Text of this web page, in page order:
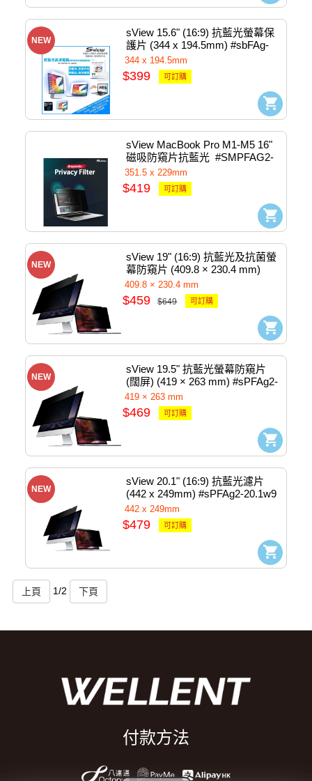
NEW
sView 15.6" (16:9) 抗藍光螢幕保
護片 (344 x 194.5mm) #sbFAg-
15.6w9
344 x 194.5mm
$399 可訂購
sView MacBook Pro M1-M5 16"
磁吸防窺片抗藍光  #SMPFAG2-
MP16M1
351.5 x 229mm
$419 可訂購
NEW
sView 19" (16:9) 抗藍光及抗菌螢
幕防窺片 (409.8 × 230.4 mm)
#sPFAg2-19w9
409.8 × 230.4 mm
$459 $649 可訂購
NEW
sView 19.5" 抗藍光螢幕防窺片
(闊屏) (419 × 263 mm) #sPFAg2-
19.5w-419
419 × 263 mm
$469 可訂購
NEW
sView 20.1" (16:9) 抗藍光濾片
(442 x 249mm) #sPFAg2-20.1w9
442 x 249mm
$479 可訂購
1/2
付款方法